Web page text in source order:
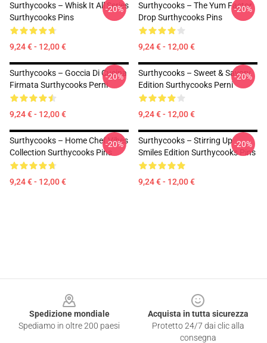
Surthycooks – Whisk It All Series
Surthycooks Pins
9,24 € - 12,00 €
-20%
Surthycooks – The Yum Factor
Drop Surthycooks Pins
9,24 € - 12,00 €
-20%
Surthycooks – Goccia Di Cucina
Firmata Surthycooks Perni
9,24 € - 12,00 €
-20%
Surthycooks – Sweet & Savory
Edition Surthycooks Perni
9,24 € - 12,00 €
-20%
Surthycooks – Home Chef Vibes
Collection Surthycooks Pins
9,24 € - 12,00 €
-20%
Surthycooks – Stirring Up
Smiles Edition Surthycooks Pins
9,24 € - 12,00 €
-20%
Spedizione mondiale
Spediamo in oltre 200 paesi
Acquista in tutta sicurezza
Protetto 24/7 dai clic alla
consegna